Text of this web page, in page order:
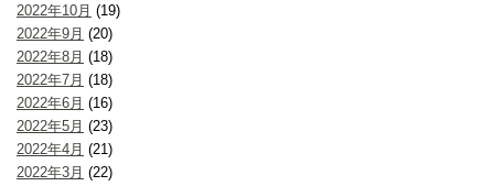
2022年10月 (19)
2022年9月 (20)
2022年8月 (18)
2022年7月 (18)
2022年6月 (16)
2022年5月 (23)
2022年4月 (21)
2022年3月 (22)